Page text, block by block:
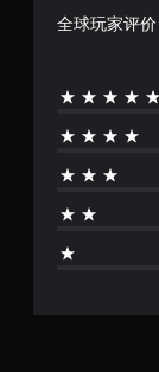
全球玩家评价